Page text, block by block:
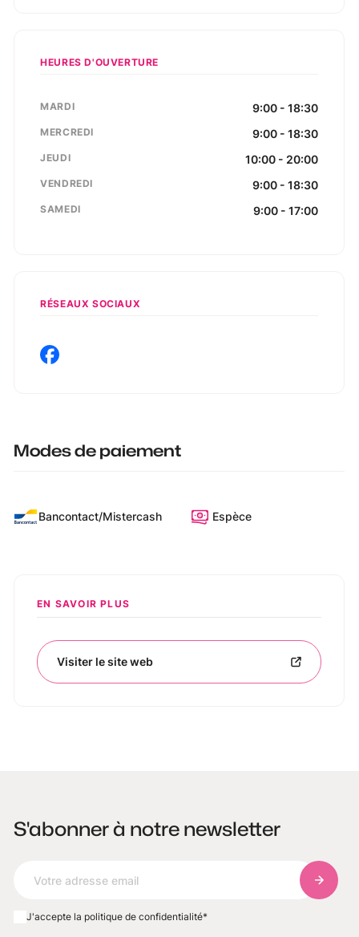
HEURES D'OUVERTURE
MARDI 9:00 - 18:30
MERCREDI 9:00 - 18:30
JEUDI 10:00 - 20:00
VENDREDI 9:00 - 18:30
SAMEDI 9:00 - 17:00
RÉSEAUX SOCIAUX
Modes de paiement
Bancontact/Mistercash Espèce
EN SAVOIR PLUS
Visiter le site web
S'abonner à notre newsletter
J'accepte la politique de confidentialité*